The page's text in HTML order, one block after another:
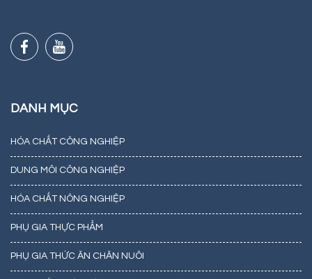
DANH MỤC
HÓA CHẤT CÔNG NGHIỆP
DUNG MÔI CÔNG NGHIỆP
HÓA CHẤT NÔNG NGHIỆP
PHỤ GIA THỰC PHẨM
PHỤ GIA THỨC ĂN CHĂN NUÔI